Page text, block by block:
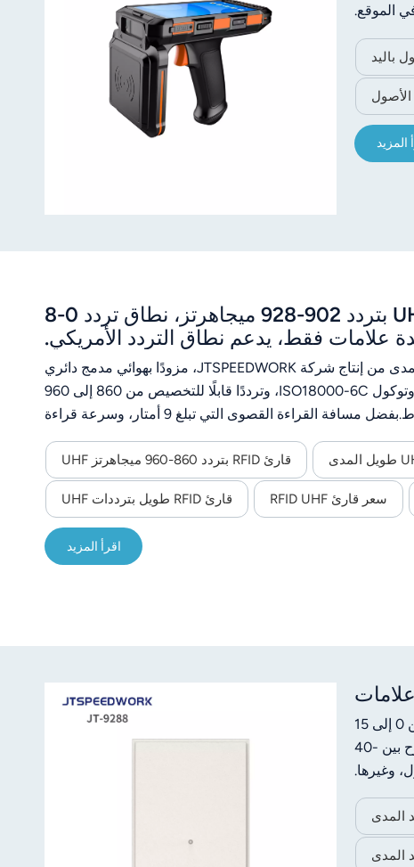
الموقع.
المزيد
قارئ JT-9380 مدمج متوسط ​​المدى بتقنية UHF RFID بتردد 902-928 ميجاهرتز، نطاق تردد 0-8
علامات فقط، يدعم نطاق التردد الأمريكي.
يُعدّ جهاز JT-9380 قارئًا متكاملًا عالي الأداء بتقنية UHF RFID متوسطة المدى من إنتاج شركة JTSPEEDWORK، مزودًا بهوائي مدمج دائري
الاستقطاب بقوة 8 ديسيبل وشريحة TM200/Impinj E710. يدعم بروتوكول ISO18000-6C، وترددًا قابلًا للتخصيص من 860 إلى 960
ميجاهرتز، وقدرة تردد لاسلكي قابلة للتعديل من 0 إلى 33 ديسيبل ميلي واط.بفضل مسافة القراءة القصوى التي تبلغ 9 أمتار، وسرعة قراءة
قارئ RFID بتردد 860-960 ميجاهرتز UHF
سعر قارئ RFID UHF قارئ RFID طويل بترددات UHF
اقرأ المزيد
قارئ JTSPEEDWORK JT-9288 UHF RFID مزود بشريحة TM200/Impinj E710، ويدعم معيار ISO18000-6C ومدى قراءة من 0 إلى 15
مترًا. يحتوي على هوائي 10 ديسيبل، وأنماط متعددة، ويدعم بروتوكولات RS232/TCP/IP/WiFi، ويعمل في درجات حرارة تتراوح بين -40
المدى